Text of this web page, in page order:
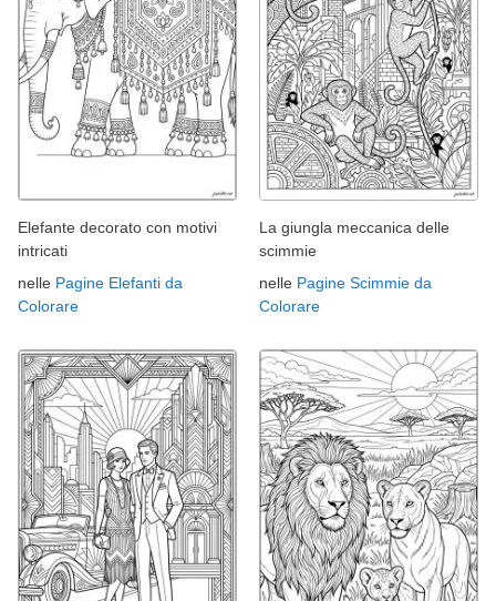
Elefante decorato con motivi
intricati
nelle Pagine Elefanti da
Colorare
La giungla meccanica delle
scimmie
nelle Pagine Scimmie da
Colorare